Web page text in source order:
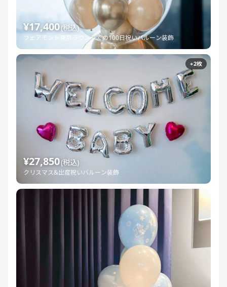
¥17,400(税込)
フェアモント東京ラウンジでの100日祝いバルーン装飾
+2枚
¥27,850(税込)
クリスマス&出産祝いバルーン装飾